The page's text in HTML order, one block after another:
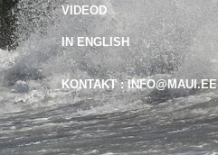
VIDEOD
IN ENGLISH
KONTAKT : INFO@MAUI.EE